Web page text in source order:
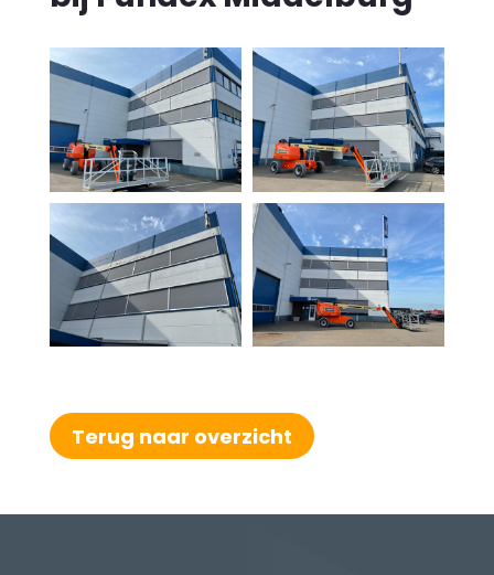
Terug naar overzicht